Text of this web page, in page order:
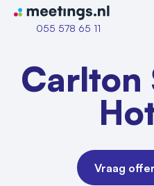
Naar home van Meetings
055 578 65 11
Carlton
Vraag